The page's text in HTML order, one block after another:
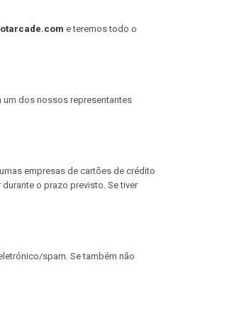
e teremos todo o
um dos nossos representantes
empresas de cartões de crédito
o prazo previsto. Se tiver
spam. Se também não